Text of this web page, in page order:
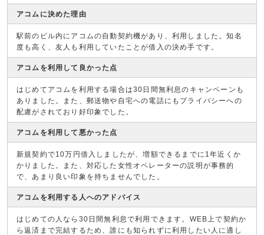
アコムに決めた理由
駅前のビル内にアコムの自動契約機があり、利用しました。知名
度も高く、友人も利用していたことが借入の決め手です。
アコムを利用して良かった点
はじめてアコムを利用する場合は30日間無利息のキャンペーンも
ありました。また、郵送物や自宅への電話にもプライバシーへの
配慮がされており好印象でした。
アコムを利用して悪かった点
新規契約で10万円借入しましたが、増額できるまでに1年近くか
かりました。また、対応した女性オペレーターの説明が事務的
で、あまり良い印象を持ちませんでした。
アコムを利用する人へのアドバイス
はじめての人なら30日間無利息で利用できます。WEB上で契約か
ら返済まで完結するため、誰にも知られずに利用したい人に適し